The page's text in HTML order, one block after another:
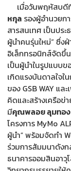
เมื่อวันพฤหัสบดี
หกุล รองผู้อำนวยก
สารสนเทศ เป็นปร
ผู้นำคนรุ่นใหม่” ซึ่ง
อิเล็กทรอนิกส์จัดขึ้
เป็นผู้นำในรูปแบบข
เกิดแรงบันดาลใจ
ของ GSB WAY แล
คิดและสร้างเครือ
มีคุณพลอย ลุมทอง
โครงการ MyMo
ผู้นำ” พร้อมจัดทำ
ร่วมการสัมมนาดัง
ธนาคารออมสินอาวุ